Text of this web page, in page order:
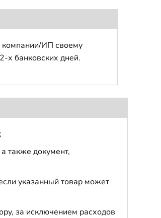
компании/ИП своему
х банковских дней.
также документ,
указанный товар может
за исключением расходов